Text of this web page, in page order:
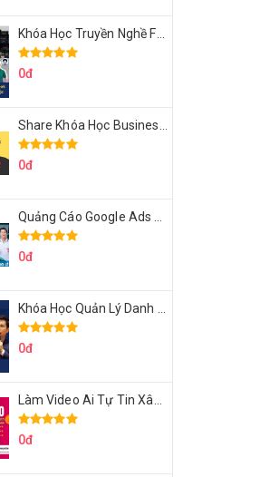
0đ
0đ
0đ
0đ
0đ